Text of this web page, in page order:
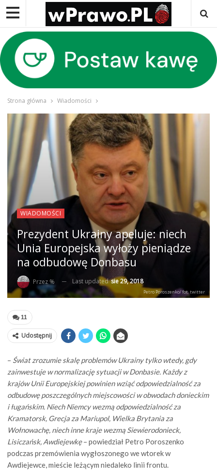
Strona główna Wiadomości
WIADOMOŚCI
Prezydent Ukrainy apeluje: niech
Unia Europejska wyłoży pieniądze
na odbudowę Donbasu
Przez % Last updatedsie 29, 2018
Petro Poroszenko/ fot. twitter
11
Udostępnij
– Świat zrozumie skalę problemów Ukrainy tylko wtedy, gdy
zainwestuje w normalizację sytuacji w Donbasie. Każdy z
krajów Unii Europejskiej powinien wziąć odpowiedzialność za
odbudowę poszczególnych miejscowości w obwodach donieckim
i ługańskim. Niech Niemcy wezmą odpowiedzialność za
Kramatorsk, Grecja za Mariupol, Wielka Brytania za
Wołnowachę, niech inne kraje wezmą Siewierodonieck,
Lisiczańsk, Awdiejewkę– powiedział Petro Poroszenko
podczas przemówienia wygłoszonego we wtorek w
Awdiejewce, mieście leżącym niedaleko linii frontu.